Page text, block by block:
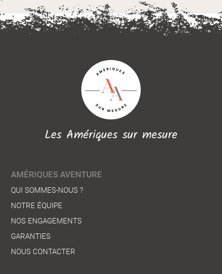
Les Amériques sur mesure
AMÉRIQUES AVENTURE
QUI SOMMES-NOUS ?
NOTRE ÉQUIPE
NOS ENGAGEMENTS
GARANTIES
NOUS CONTACTER